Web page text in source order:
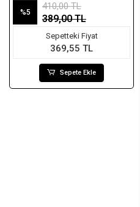
%5
410,00 TL
389,00 TL
Sepetteki Fiyat
369,55 TL
Sepete Ekle